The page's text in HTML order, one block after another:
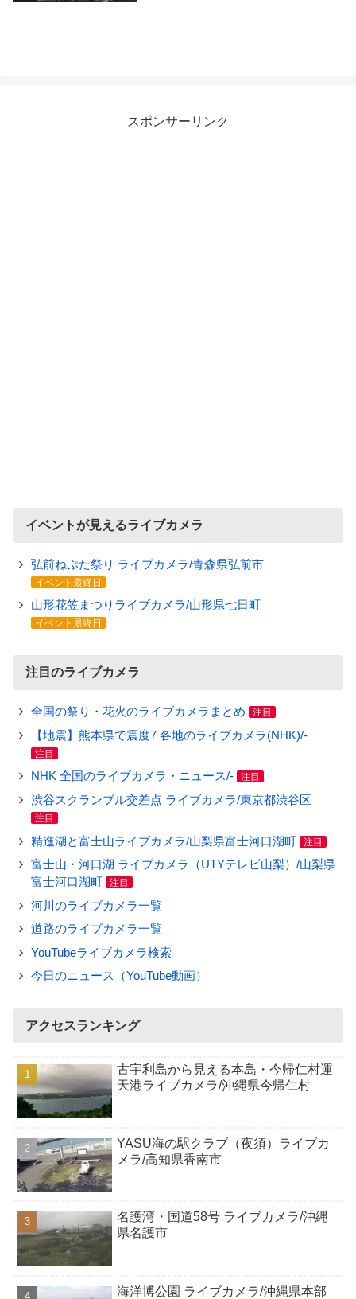
スポンサーリンク
イベントが見えるライブカメラ
弘前ねぷた祭り ライブカメラ/青森県弘前市
イベント最終日
山形花笠まつりライブカメラ/山形県七日町
イベント最終日
注目のライブカメラ
全国の祭り・花火のライブカメラまとめ 注目
【地震】熊本県で震度7 各地のライブカメラ(NHK)/-
注目
NHK 全国のライブカメラ・ニュース/- 注目
渋谷スクランブル交差点 ライブカメラ/東京都渋谷区
注目
精進湖と富士山ライブカメラ/山梨県富士河口湖町 注目
富士山・河口湖 ライブカメラ（UTYテレビ山梨）/山梨県
富士河口湖町
注目
河川のライブカメラ一覧
道路のライブカメラ一覧
YouTubeライブカメラ検索
今日のニュース（YouTube動画）
アクセスランキング
古宇利島から見える本島・今帰仁村運
天港ライブカメラ/沖縄県今帰仁村
YASU海の駅クラブ（夜須）ライブカ
メラ/高知県香南市
名護湾・国道58号 ライブカメラ/沖縄
県名護市
海洋博公園 ライブカメラ/沖縄県本部